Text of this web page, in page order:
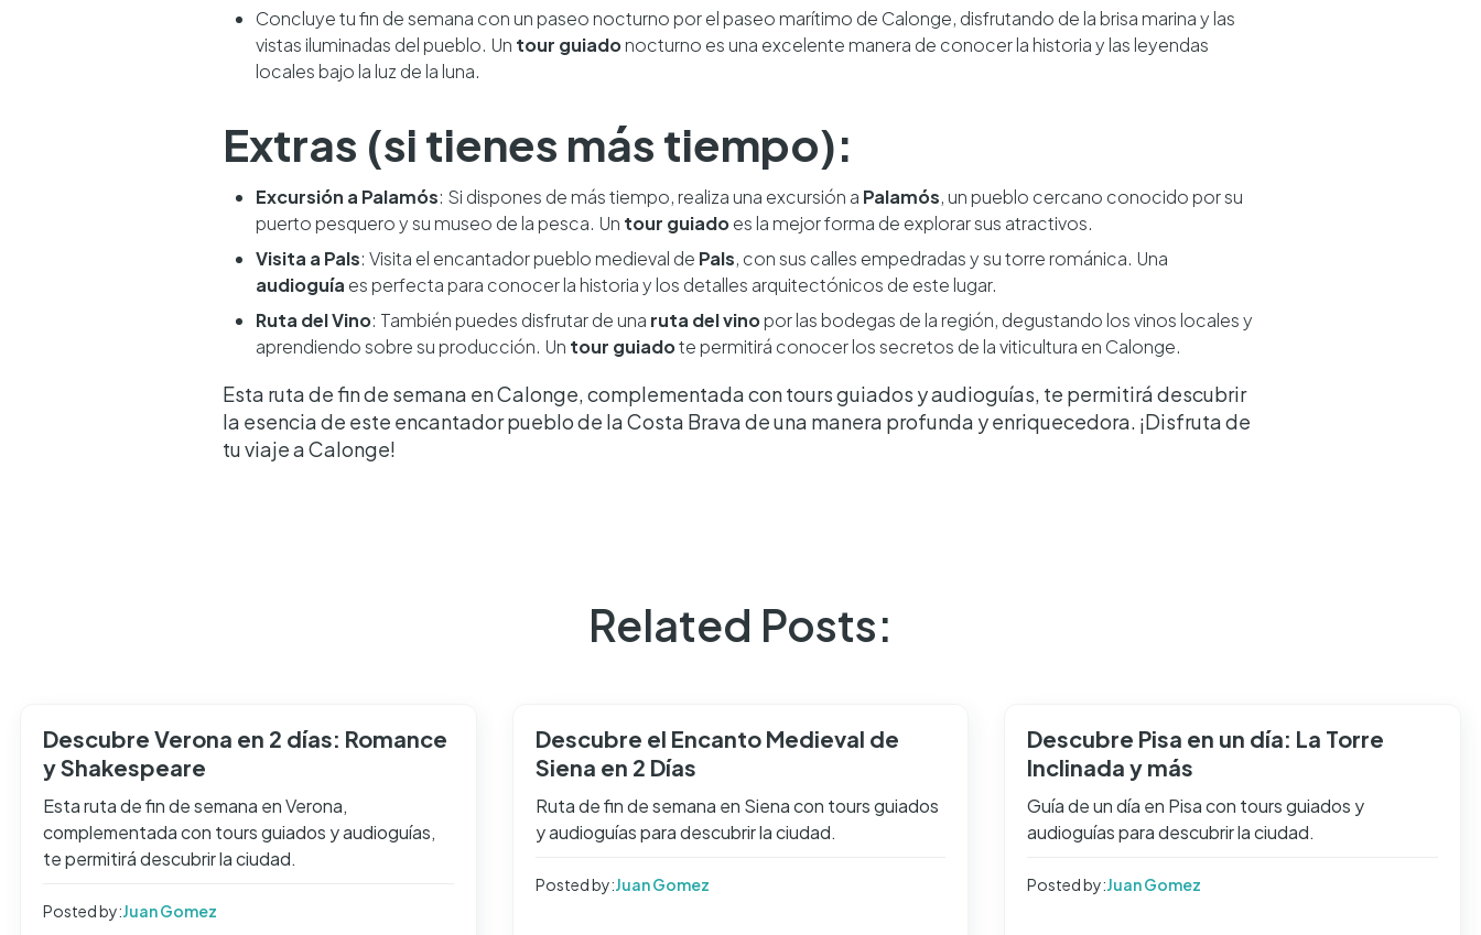
Concluye tu fin de semana con un paseo nocturno por el paseo marítimo de Calonge, disfrutando de la brisa marina y las
vistas iluminadas del pueblo. Un tour guiadonocturno es una excelente manera de conocer la historia y las leyendas
locales bajo la luz de la luna.
Extras (si tienes más tiempo):
Excursión a Palamós: Si dispones de más tiempo, realiza una excursión a Palamós, un pueblo cercano conocido por su
puerto pesquero y su museo de la pesca. Un tour guiadoes la mejor forma de explorar sus atractivos.
Visita a Pals: Visita el encantador pueblo medieval de Pals, con sus calles empedradas y su torre románica. Una
audioguía es perfecta para conocer la historia y los detalles arquitectónicos de este lugar.
Ruta del Vino: También puedes disfrutar de una ruta del vinopor las bodegas de la región, degustando los vinos locales y
aprendiendo sobre su producción. Un tour guiadote permitirá conocer los secretos de la viticultura en Calonge.
Esta ruta de fin de semana en Calonge, complementada con tours guiados y audioguías, te permitirá descubrir
la esencia de este encantador pueblo de la Costa Brava de una manera profunda y enriquecedora. ¡Disfruta de
tu viaje a Calonge!
Related Posts:
Descubre Verona en 2 días: Romance
y Shakespeare
Esta ruta de fin de semana en Verona,
complementada con tours guiados y audioguías,
te permitirá descubrir la ciudad.
Posted by:Juan Gomez
Descubre el Encanto Medieval de
Siena en 2 Días
Ruta de fin de semana en Siena con tours guiados
y audioguías para descubrir la ciudad.
Posted by:Juan Gomez
Descubre Pisa en un día: La Torre
Inclinada y más
Guía de un día en Pisa con tours guiados y
audioguías para descubrir la ciudad.
Posted by:Juan Gomez